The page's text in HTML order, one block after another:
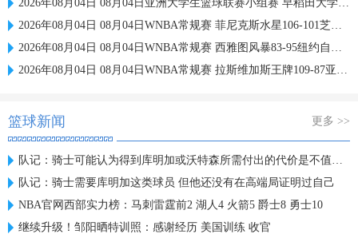
2026年08月04日 08月04日亚洲大学生篮球联赛小组赛 早稻田大学 71 - 86 清华大学 集锦
2026年08月04日 08月04日WNBA常规赛 菲尼克斯水星106-101芝加哥天空 全场集锦
2026年08月04日 08月04日WNBA常规赛 西雅图风暴83-95纽约自由人 全场集锦
2026年08月04日 08月04日WNBA常规赛 拉斯维加斯王牌109-87亚特兰大梦想 全场集锦
篮球新闻 更多 >>
队记：骑士可能认为得到库明加或沃特森所需付出的代价是不值得的
队记：骑士需要库明加这类球员 但他还没有在高端局证明过自己
NBA官网西部实力榜：马刺雷霆前2 湖人4 火箭5 爵士8 勇士10
继续升级！邹阳晒特训照：感谢经历 美国训练 收官